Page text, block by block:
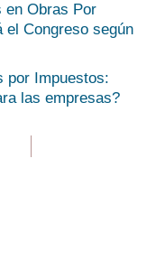
en Obras Por
el Congreso según
por Impuestos:
las empresas?